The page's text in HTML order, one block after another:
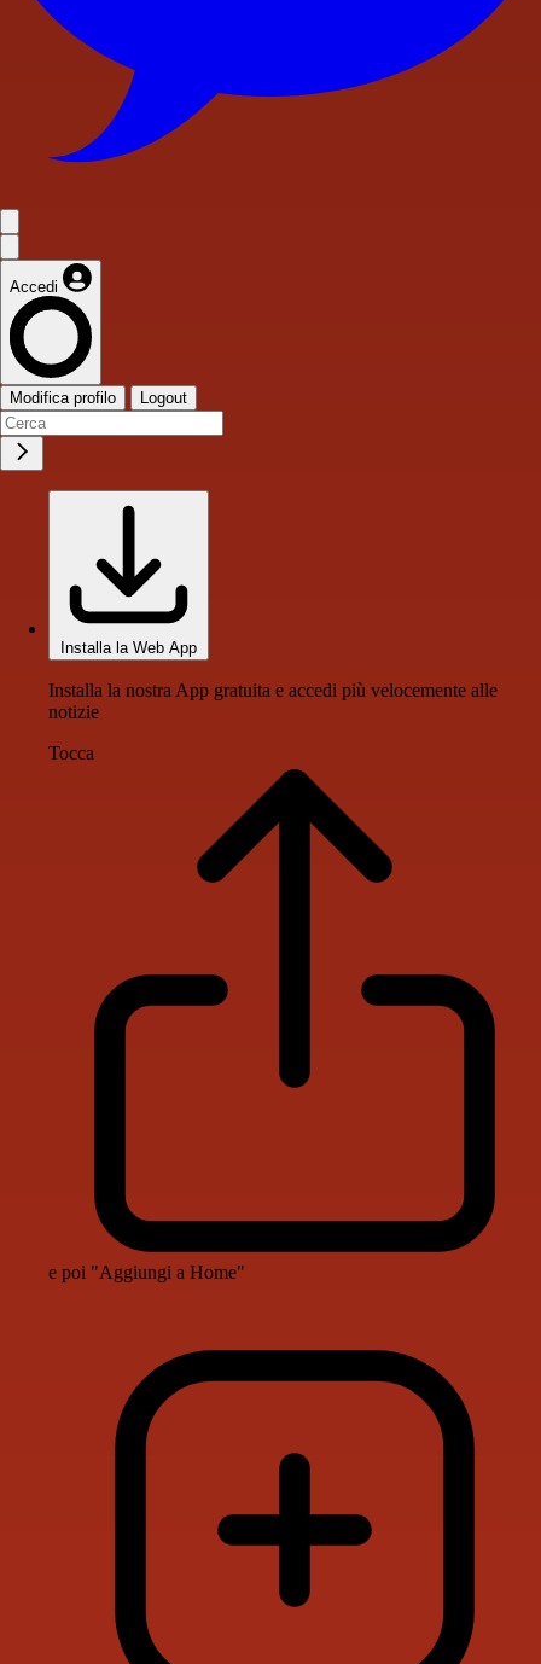
Accedi
Modifica profilo Logout
Installa la Web App
Installa la nostra App gratuita e accedi più velocemente alle
notizie
Tocca
e poi "Aggiungi a Home"